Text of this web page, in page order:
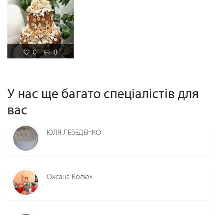
0 0
У нас ще багато спеціалістів для
вас
ЮЛЯ ЛЕБЕДЕНКО
Оксана Колюх